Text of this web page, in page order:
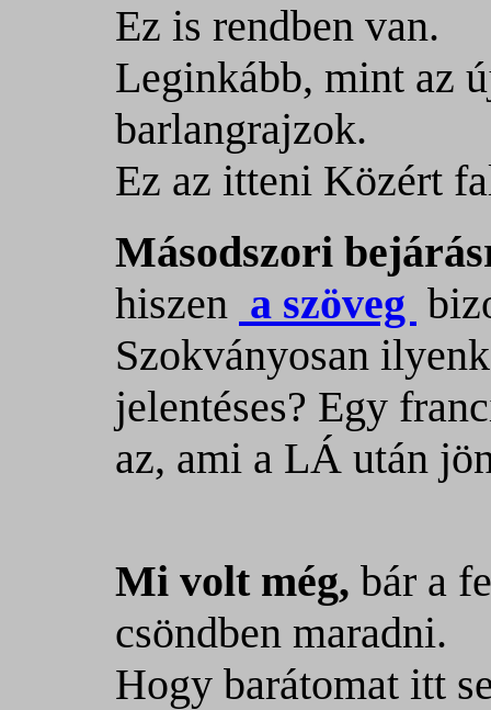
Ez is rendben van.
Leginkább, mint az
barlangrajzok.
Ez az itteni Közért
Másodszori
hiszen a szöveg
Szokványosan
jelentéses? Egy
az, ami a LÁ után
Mi volt még, bár a
csöndben maradni.
Hogy barátomat itt